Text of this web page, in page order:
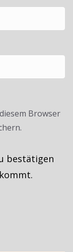
Browser
bestätigen